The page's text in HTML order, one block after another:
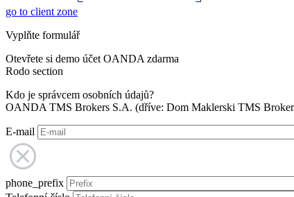
go to client zone
Vyplňte formulář
Otevřete si demo účet OANDA zdarma
Rodo section
Kdo je správcem osobních údajů?
OANDA TMS Brokers S.A. (dříve: Dom Maklerski TMS
E-mail
phone_prefix